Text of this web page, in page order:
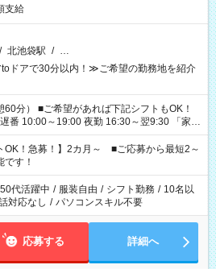
支給
/ 北池袋駅 / …
ドアで30分以内！≫ご希望の勤務地を紹介
記シフトもOK！
10:00～19:00 夜勤 16:30～翌9:30 「家族
」 「余裕を持って夕飯の準備がしたい」
たくない」 など、ご希望を教えてください
事の勤務時間。 合計で週40時間を超える場
。
OK！急募！】2カ月～ ■ご応募から最短2～
す！
代活躍中 / 服装自由 / シフト勤務 / 10名以
対応なし / パソコンスキル不要
応募する 詳細へ